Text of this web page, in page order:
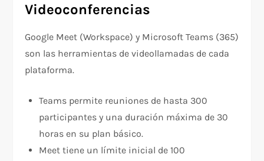
Videoconferencias
Google Meet (Workspace) y Microsoft Teams (365)
son las herramientas de videollamadas de cada
plataforma.
Teams permite reuniones de hasta 300
participantes y una duración máxima de 30
horas en su plan básico.
Meet tiene un límite inicial de 100